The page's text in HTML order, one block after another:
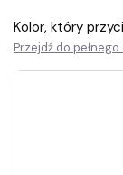
Kolor, który
Przejdź do
Długość